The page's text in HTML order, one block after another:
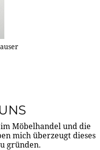
Möbelhandel und die
mich überzeugt dieses
gründen.